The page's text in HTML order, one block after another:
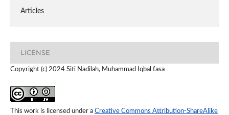
Articles
LICENSE
Copyright (c) 2024 Siti Nadilah, Muhammad Iqbal fasa
This work is licensed under a Creative Commons Attribution-ShareAlike